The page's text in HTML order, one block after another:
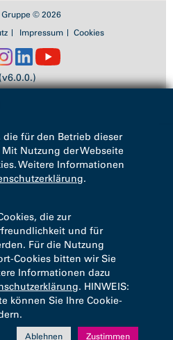
Gruppe © 2026
Impressum Cookies
die für den Betrieb dieser
Nutzung der Webseite
Weitere Informationen
.
die zur
und für
Für die Nutzung
Cookies bitten wir Sie
Informationen dazu
. HINWEIS:
können Sie Ihre Cookie-
Zustimmen
Ablehnen